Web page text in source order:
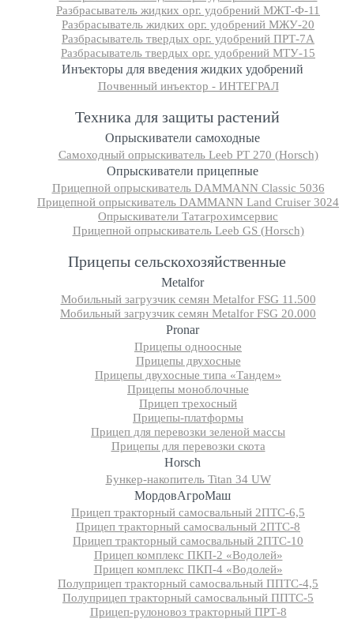
Разбрасыватель жидких орг. удобрений МЖТ-Ф-11
Разбрасыватель жидких орг. удобрений МЖУ-20
Разбрасыватель твердых орг. удобрений ПРТ-7А
Разбрасыватель твердых орг. удобрений МТУ-15
Инъекторы для введения жидких удобрений
Почвенный инъектор - ИНТЕГРАЛ
Техника для защиты растений
Опрыскиватели самоходные
Cамоходный опрыскиватель Leeb PT 270 (Horsch)
Опрыскиватели прицепные
Прицепной опрыскиватель DAMMANN Classic 5036
Прицепной опрыскиватель DAMMANN Land Cruiser 3024
Опрыскиватели Татагрохимсервис
Прицепной опрыскиватель Leeb GS (Horsch)
Прицепы сельскохозяйственные
Metalfor
Мобильный загрузчик семян Metalfor FSG 11.500
Мобильный загрузчик семян Metalfor FSG 20.000
Pronar
Прицепы одноосные
Прицепы двухосные
Прицепы двухосные типа «Тандем»
Прицепы моноблочные
Прицеп трехосный
Прицепы-платформы
Прицеп для перевозки зеленой массы
Прицепы для перевозки скота
Horsch
Бункер-накопитель Titan 34 UW
МордовАгроМаш
Прицеп тракторный самосвальный 2ПТС-6,5
Прицеп тракторный самосвальный 2ПТС-8
Прицеп тракторный самосвальный 2ПТС-10
Прицеп комплекс ПКП-2 «Водолей»
Прицеп комплекс ПКП-4 «Водолей»
Полуприцеп тракторный самосвальный ППТС-4,5
Полуприцеп тракторный самосвальный ППТС-5
Прицеп-рулоновоз тракторный ПРТ-8